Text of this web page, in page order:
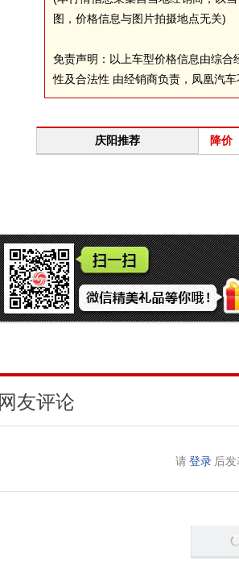
图，价格信息与图片拍摄地点无关)
免责声明：以上车型价格信息由综
性及合法性 由经销商负责，凤凰汽
庆阳推荐 降价
网友评论
请 登录 后